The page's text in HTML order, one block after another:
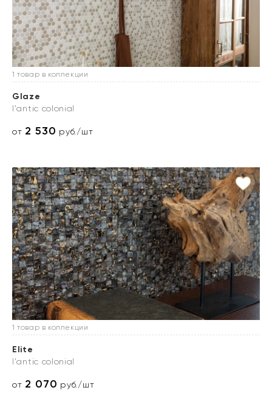
1 товар в коллекции
Glaze
l'antic colonial
от 2 530 руб./шт
1 товар в коллекции
Elite
l'antic colonial
от 2 070 руб./шт